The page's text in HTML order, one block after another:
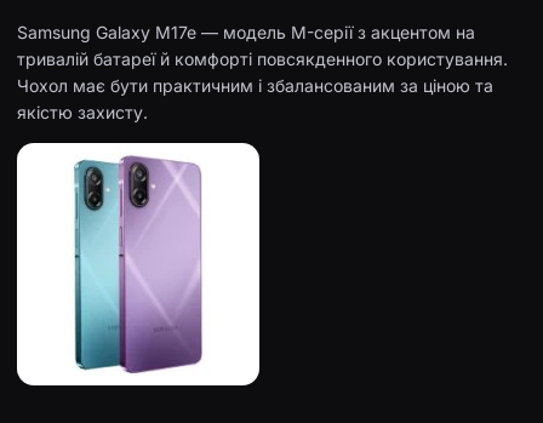
Samsung Galaxy M17e — модель M-серії з акцентом на
тривалій батареї й комфорті повсякденного користування.
Чохол має бути практичним і збалансованим за ціною та
якістю захисту.